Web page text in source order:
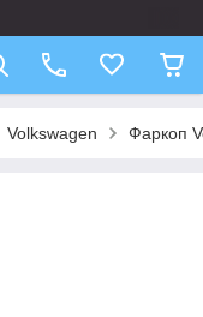
Volkswagen Фаркоп